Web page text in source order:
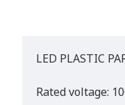
LED PLASTIC
Rated voltage: